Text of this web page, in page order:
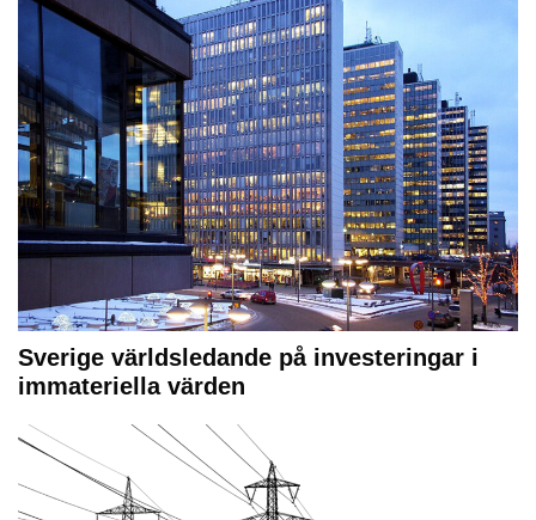
Sverige världsledande på investeringar i
immateriella värden